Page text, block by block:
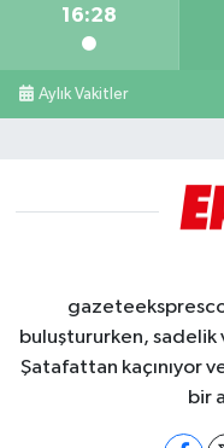
16:28
Aylık Vakitler
buluştururken,
Şatafattan kaçınıyor
bir